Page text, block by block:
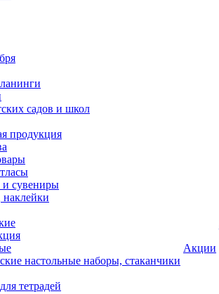
садов и школ
продукция
и сувениры
настольные наборы, стаканчики
тетрадей
Акции